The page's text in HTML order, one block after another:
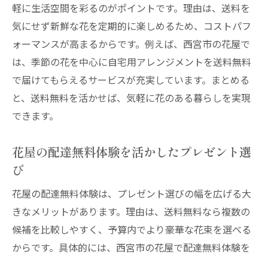
軽に生活空間を彩るのがポイントです。理由は、送料を
気にせず新鮮な花を定期的に楽しめるため、コストパフ
ォーマンスが高まるからです。例えば、西宮市の花屋で
は、季節の花を中心に自宅用アレンジメントを送料無料
で届けてもらえるサービスが充実しています。まとめる
と、送料無料を活かせば、気軽に花のある暮らしを実現
できます。
花屋の配達無料体験を活かしたプレゼント選
び
花屋の配達無料体験は、プレゼント選びの幅を広げる大
きなメリットがあります。理由は、送料無料なら複数の
候補を比較しやすく、予算内でより豪華な花束を選べる
からです。具体的には、西宮市の花屋で配達無料体験を